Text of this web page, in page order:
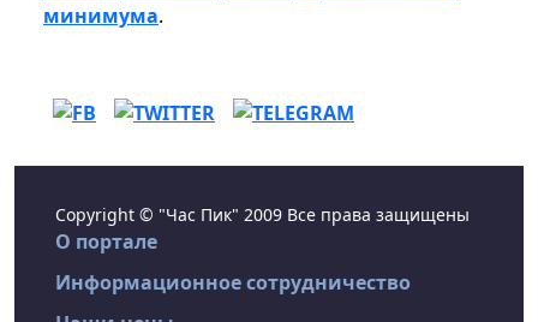
минимума.
Copyright © "Час Пик" 2009 Все права защищены
О портале
Информационное сотрудничество